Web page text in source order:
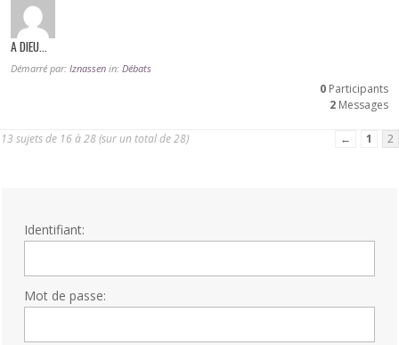
A DIEU…
Démarré par: Iznassen in: Débats
0 Participants
2 Messages
13 sujets de 16 à 28 (sur un total de 28) ← 1 2
Identifiant:
Mot de passe: